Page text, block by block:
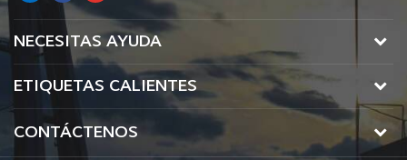
NECESITAS AYUDA
ETIQUETAS CALIENTES
CONTÁCTENOS